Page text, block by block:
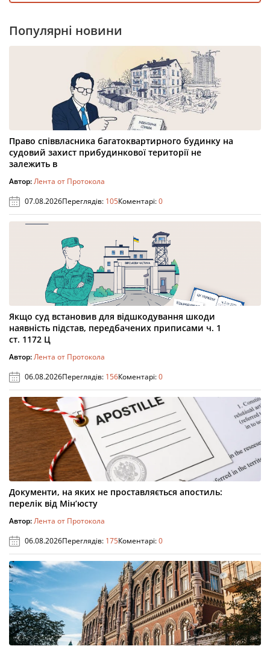
Популярні новини
Право співвласника багатоквартирного будинку на
судовий захист прибудинкової території не
залежить в
Автор:Лента от Протокола
07.08.2026Переглядів: 105Коментарі:0
Якщо суд встановив для відшкодування шкоди
наявність підстав, передбачених приписами ч. 1
ст. 1172 Ц
Автор:Лента от Протокола
06.08.2026Переглядів: 156Коментарі:0
Документи, на яких не проставляється апостиль:
перелік від Мін’юсту
Автор:Лента от Протокола
06.08.2026Переглядів: 175Коментарі:0